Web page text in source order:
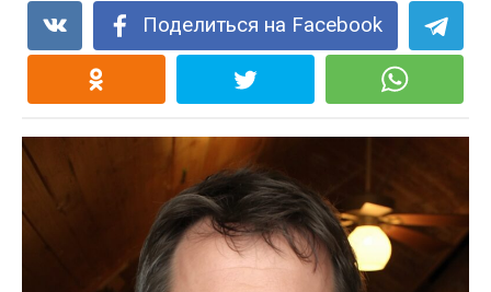
Поделиться на Facebook